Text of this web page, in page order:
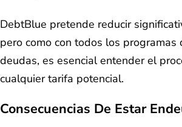
DebtBlue pretende reducir
pero como con todos los programas
deudas, es esencial entender el
cualquier tarifa potencial.
Consecuencias De Estar